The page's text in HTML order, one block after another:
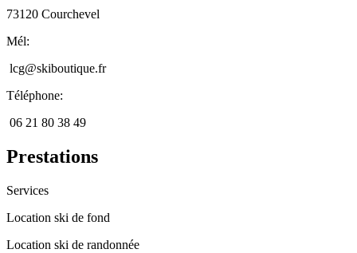
73120 Courchevel
Mél:
lcg@skiboutique.fr
Téléphone:
06 21 80 38 49
Prestations
Services
Location ski de fond
Location ski de randonnée